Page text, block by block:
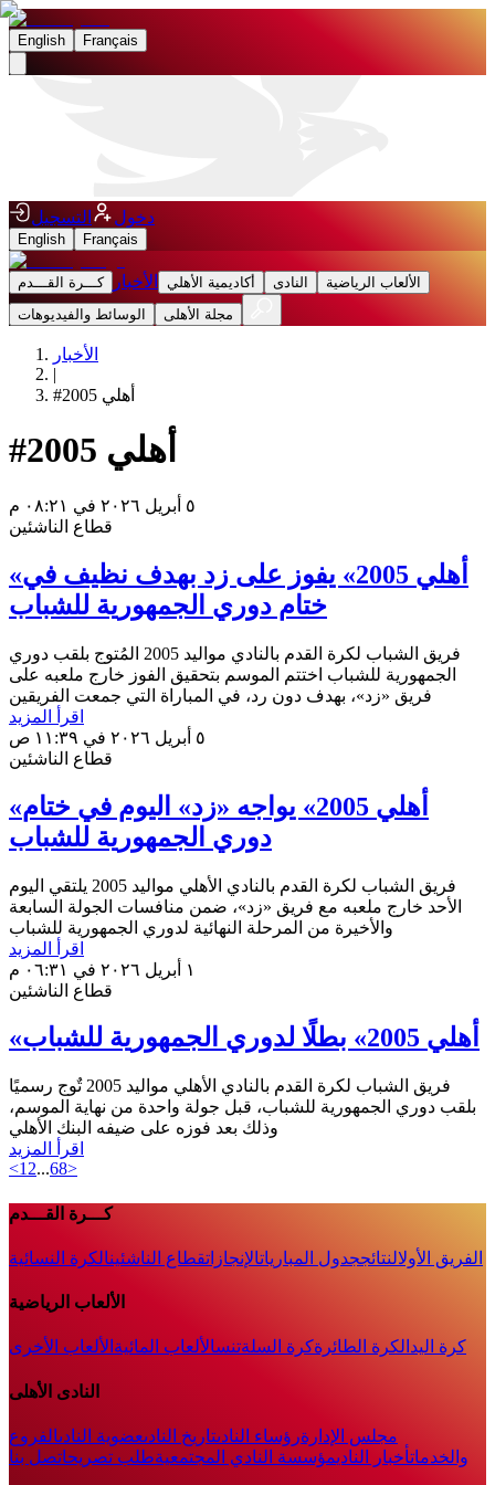
English Français
دخول التسجيل
English Français
كـــرة القـــدم الأخبار أكاديمية الأهلي النادى
الألعاب الرياضية
الوسائط والفيديوهات
مجلة الأهلى
الأخبار
|
#
أهلي 2005
# أهلي 2005
٥ أبريل ٢٠٢٦ في ٠٨:٢١ م
قطاع الناشئين
«أهلي 2005» يفوز على زد بهدف نظيف في
ختام دوري الجمهورية للشباب
فريق الشباب لكرة القدم بالنادي مواليد 2005 المُتوج بلقب دوري
الجمهورية للشباب اختتم الموسم بتحقيق الفوز خارج ملعبه على
فريق «زد»، بهدف دون رد، في المباراة التي جمعت الفريقين
اقرأ المزيد
٥ أبريل ٢٠٢٦ في ١١:٣٩ ص
قطاع الناشئين
«أهلي 2005» يواجه «زد» اليوم في ختام
دوري الجمهورية للشباب
فريق الشباب لكرة القدم بالنادي الأهلي مواليد 2005 يلتقي اليوم
الأحد خارج ملعبه مع فريق «زد»، ضمن منافسات الجولة السابعة
والأخيرة من المرحلة النهائية لدوري الجمهورية للشباب
اقرأ المزيد
١ أبريل ٢٠٢٦ في ٠٦:٣١ م
قطاع الناشئين
«أهلي 2005» بطلًا لدوري الجمهورية للشباب
فريق الشباب لكرة القدم بالنادي الأهلي مواليد 2005 تٌوج رسميًا
بلقب دوري الجمهورية للشباب، قبل جولة واحدة من نهاية الموسم،
وذلك بعد فوزه على ضيفه البنك الأهلي
اقرأ المزيد
<1 2...68>
كـــرة القـــدم
الفريق الأولالنتائججدول المبارياتالإنجازاتقطاع الناشئينالكرة النسائية
الألعاب الرياضية
كرة اليد الكرة الطائرةكرة السلةتنسالألعاب المائية الألعاب الأخرى
النادى الأهلى
مجلس الإدارةرؤساء النادىتاريخ النادىعضوية النادىالفروع
والخدماتأخبار الناديمؤسسة النادي المجتمعيةطلب تصريحاتصل بنا